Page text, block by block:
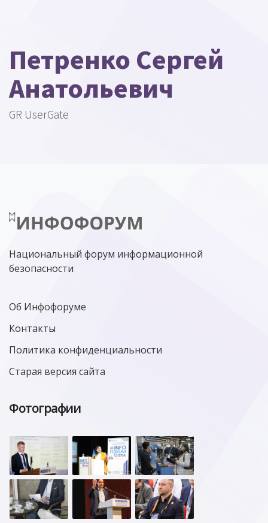
Петренко Сергей
Анатольевич
GR UserGate
Национальный форум информационной
безопасности
Об Инфофоруме
Контакты
Политика конфиденциальности
Старая версия сайта
Фотографии